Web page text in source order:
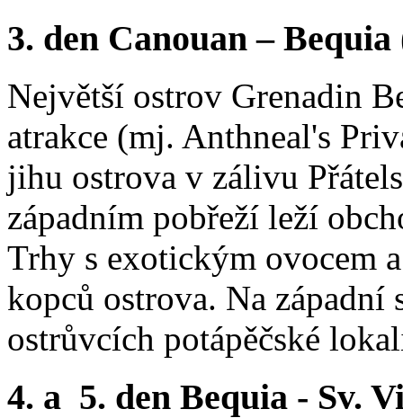
3. den Canouan – Bequia
Největší ostrov Grenadin
atrakce (mj. Anthneal's
jihu ostrova v zálivu
západním pobřeží leží
Trhy s exotickým ovocem
kopců ostrova. Na
ostrůvcích potápěčské
4. a 5. den Bequia - Sv.